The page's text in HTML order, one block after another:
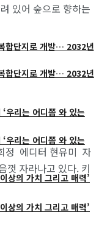
합단지로 개발… 2032년
우리는 어디쯤 와 있는
상의 가치 그리고 매력’
합단지로 개발… 2032년
우리는 어디쯤 와 있는
상의 가치 그리고 매력’
있어 숲으로 향하는
정 에디터 현유미 자
껏 자라나고 있다. 키